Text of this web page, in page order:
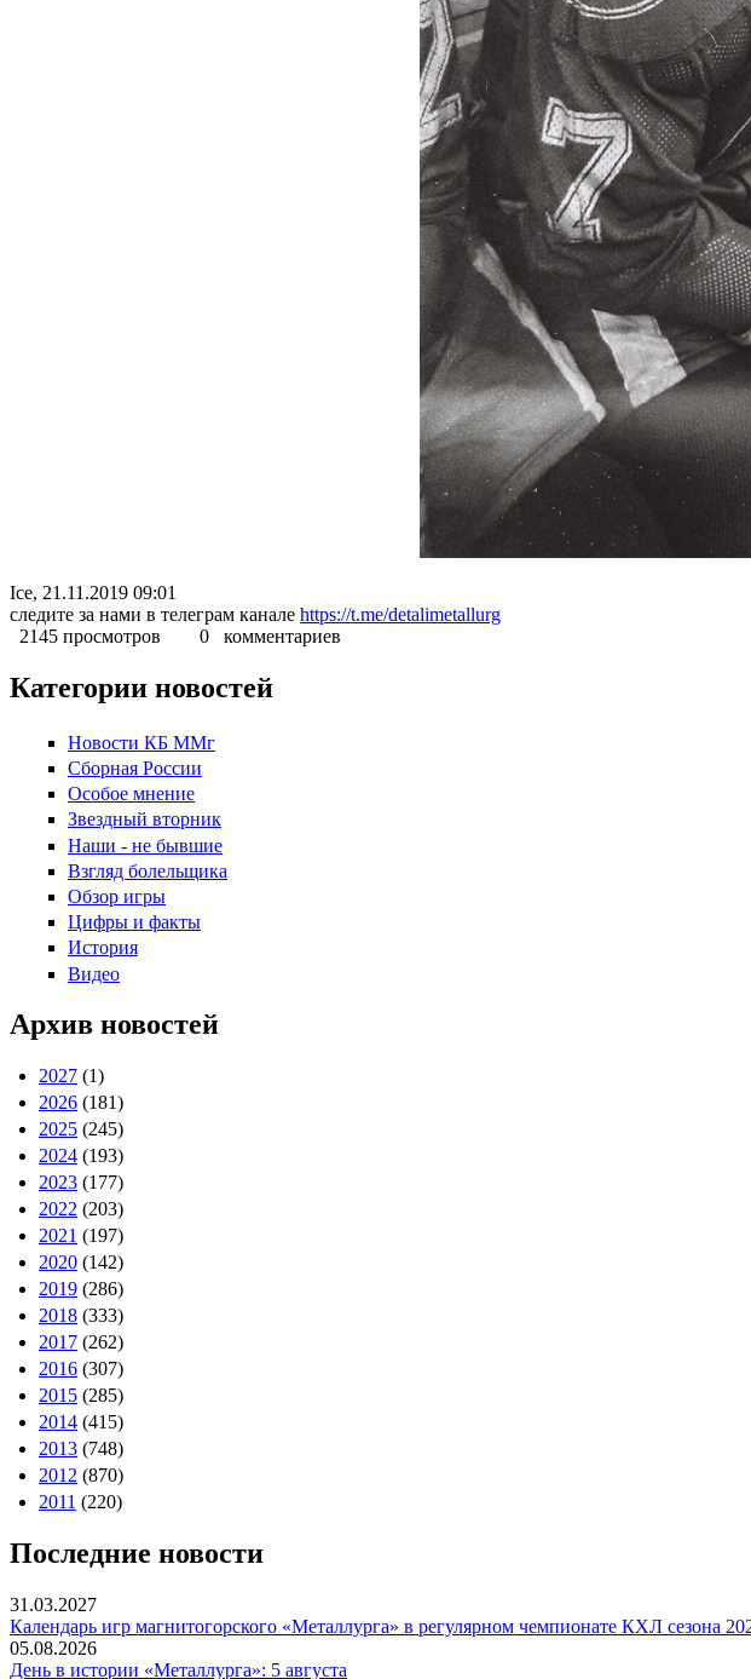
Ice, 21.11.2019 09:01
следите за нами в телеграм канале https://t.me/detalimetallurg
2145 просмотров
0 комментариев
Категории новостей
Новости КБ ММг
Сборная России
Особое мнение
Звездный вторник
Наши - не бывшие
Взгляд болельщика
Обзор игры
Цифры и факты
История
Видео
Архив новостей
2027 (1)
2026 (181)
2025 (245)
2024 (193)
2023 (177)
2022 (203)
2021 (197)
2020 (142)
2019 (286)
2018 (333)
2017 (262)
2016 (307)
2015 (285)
2014 (415)
2013 (748)
2012 (870)
2011 (220)
Последние новости
31.03.2027
Календарь игр магнитогорского «Металлурга» в регулярном чемпионате КХЛ сезона
05.08.2026
День в истории «Металлурга»: 5 августа